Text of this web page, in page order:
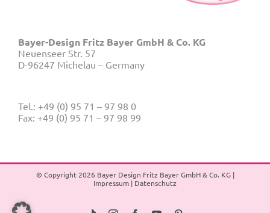
Bayer-Design Fritz Bayer GmbH & Co. KG
Neuenseer Str. 57
D-96247 Michelau – Germany
Tel.: +49 (0) 95 71 – 97 98 0
Fax: +49 (0) 95 71 – 97 98 99
© Copyright 2026 Bayer Design Fritz Bayer GmbH & Co. KG |
Impressum | Datenschutz